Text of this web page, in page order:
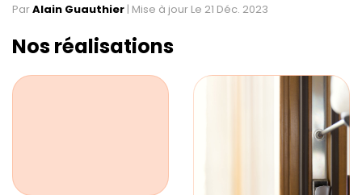
ParAlain Guauthier | Mise à jour Le 21 Déc. 2023
Nos réalisations